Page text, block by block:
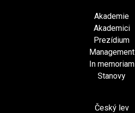
Akademie
Akademici
Prezídium
Management
In memoriam
Stanovy
Český lev